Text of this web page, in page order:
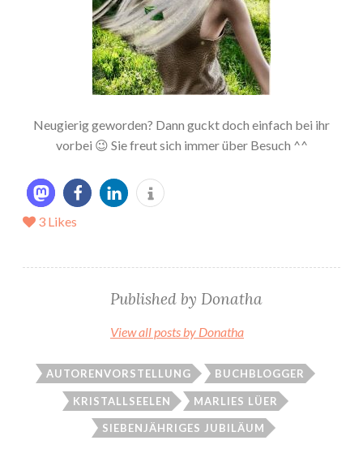
Neugierig geworden? Dann guckt doch einfach bei ihr
vorbei 😉 Sie freut sich immer über Besuch ^^
3 Likes
Published by Donatha
View all posts by Donatha
AUTORENVORSTELLUNG BUCHBLOGGER
KRISTALLSEELEN MARLIES LÜER
SIEBENJÄHRIGES JUBILÄUM